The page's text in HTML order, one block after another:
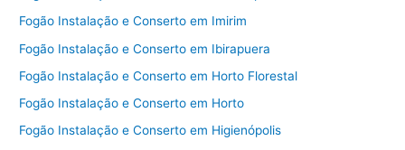
Fogão Instalação e Conserto em Imirim
Fogão Instalação e Conserto em Ibirapuera
Fogão Instalação e Conserto em Horto Florestal
Fogão Instalação e Conserto em Horto
Fogão Instalação e Conserto em Higienópolis